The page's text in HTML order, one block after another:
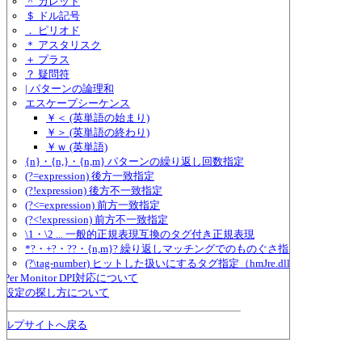
＄ ドル記号
． ピリオド
＊ アスタリスク
＋ プラス
？ 疑問符
| パターンの論理和
エスケープシーケンス
￥＜ (英単語の始まり)
￥＞ (英単語の終わり)
￥ｗ (英単語)
{n}・{n,}・{n,m} パターンの繰り返し回数指定
(?=expression) 後方一致指定
(?!expression) 後方不一致指定
(?<=expression) 前方一致指定
(?<!expression) 前方不一致指定
\1・\2 ... 一般的正規表現互換のタグ付き正規表現
*?・+?・??・{n,m}? 繰り返しマッチングでのものぐさ指定
(?\tag-number) ヒットした扱いにするタグ指定（hmJre.dll独自形式）
Per Monitor DPI対応について
設定の探し方について
ルプサイトへ戻る